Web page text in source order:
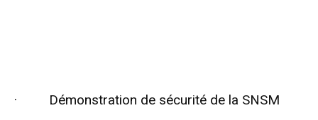
· Démonstration de sécurité de la SNSM